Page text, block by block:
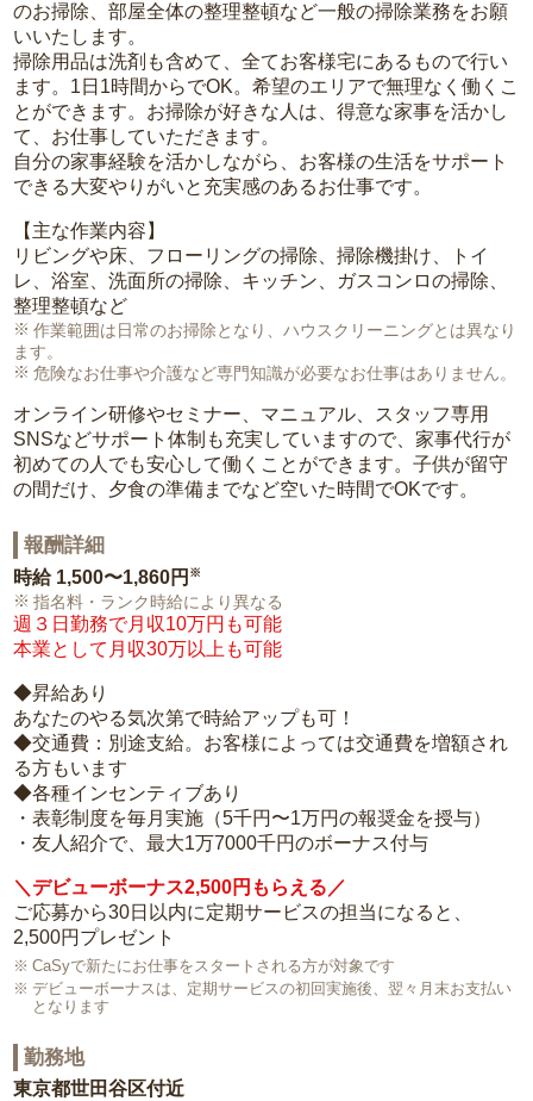
のお掃除、部屋全体の整理整頓など一般の掃除業務をお願
いいたします。
掃除用品は洗剤も含めて、全てお客様宅にあるもので行い
ます。1日1時間からでOK。希望のエリアで無理なく働くこ
とができます。お掃除が好きな人は、得意な家事を活かし
て、お仕事していただきます。
自分の家事経験を活かしながら、お客様の生活をサポート
できる大変やりがいと充実感のあるお仕事です。
【主な作業内容】
リビングや床、フローリングの掃除、掃除機掛け、トイ
レ、浴室、洗面所の掃除、キッチン、ガスコンロの掃除、
整理整頓など
作業範囲は日常のお掃除となり、ハウスクリーニングとは異なり
ます。
危険なお仕事や介護など専門知識が必要なお仕事はありません。
オンライン研修やセミナー、マニュアル、スタッフ専用
SNSなどサポート体制も充実していますので、家事代行が
初めての人でも安心して働くことができます。子供が留守
の間だけ、夕食の準備までなど空いた時間でOKです。
報酬詳細
時給 1,500〜1,860円 ※
指名料・ランク時給により異なる
週３日勤務で月収10万円も可能
本業として月収30万以上も可能
◆昇給あり
あなたのやる気次第で時給アップも可！
◆交通費：別途支給。お客様によっては交通費を増額され
る方もいます
◆各種インセンティブあり
・表彰制度を毎月実施（5千円〜1万円の報奨金を授与）
・友人紹介で、最大1万7000千円のボーナス付与
＼デビューボーナス2,500円もらえる／
ご応募から30日以内に定期サービスの担当になると、
2,500円プレゼント
CaSyで新たにお仕事をスタートされる方が対象です
デビューボーナスは、定期サービスの初回実施後、翌々月末お支払い
となります
勤務地
東京都世田谷区付近